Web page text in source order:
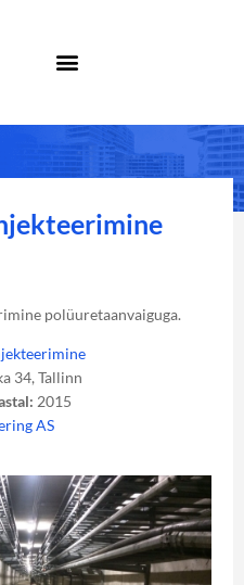
polüuretaanvaiguga.
34, Tallinn
2015
AS